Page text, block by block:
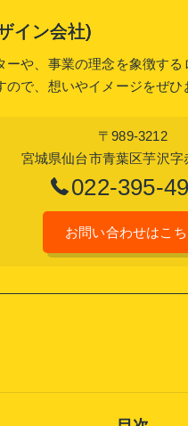
イン会社)
や、事業の理念を象徴す
で、想いやイメージをぜひ
〒989-3212
宮城県仙台市青葉区芋沢字
022-395-
お問い合わせはこち